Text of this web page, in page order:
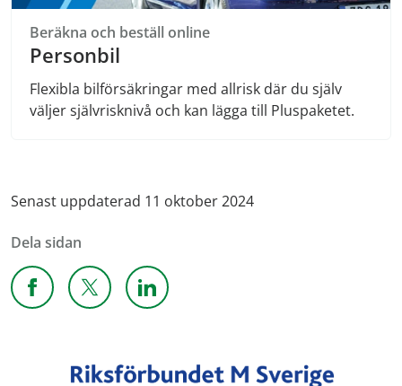
Beräkna och beställ online
Personbil
Flexibla bilförsäkringar med allrisk där du själv
väljer självrisknivå och kan lägga till Pluspaketet.
Senast uppdaterad 11 oktober 2024
Dela sidan
Dela sidan på Facebook
Dela sidan på XDela sidan på Linkedin